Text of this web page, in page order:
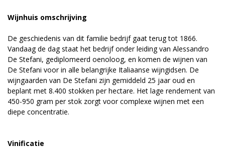
Wijnhuis omschrijving
De geschiedenis van dit familie bedrijf gaat terug tot 1866.
Vandaag de dag staat het bedrijf onder leiding van Alessandro
De Stefani, gediplomeerd oenoloog, en komen de wijnen van
De Stefani voor in alle belangrijke Italiaanse wijngidsen. De
wijngaarden van De Stefani zijn gemiddeld 25 jaar oud en
beplant met 8.400 stokken per hectare. Het lage rendement van
450-950 gram per stok zorgt voor complexe wijnen met een
diepe concentratie.
Vinificatie